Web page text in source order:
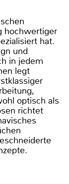
hochwertiger
hat.
und
in jedem
legt
optisch als
richtet